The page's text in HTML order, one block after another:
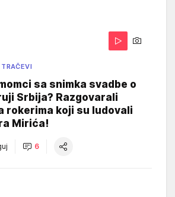
sa snimka svadbe o
Srbija? Razgovarali
rokerima koji su ludovali
Mirića!
6